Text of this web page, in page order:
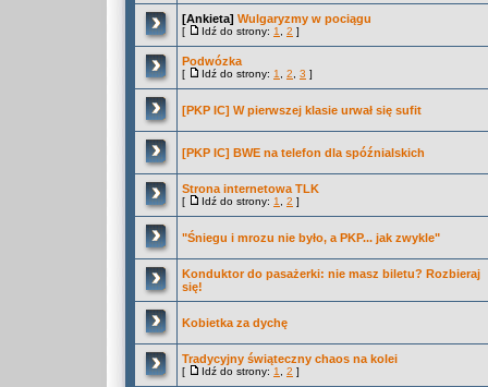
[Ankieta] Wulgaryzmy w pociągu
[ Idź do strony: 1 2 ]
Podwózka
[ Idź do strony: 1 2 3 ]
[PKP IC] W pierwszej klasie urwał się sufit
[PKP IC] BWE na telefon dla spóźnialskich
Strona internetowa TLK
[ Idź do strony: 1 2 ]
"Śniegu i mrozu nie było, a PKP... jak zwykle"
Konduktor do pasażerki: nie masz biletu? Rozbieraj
się!
Kobietka za dychę
Tradycyjny świąteczny chaos na kolei
[ Idź do strony: 1 2 ]